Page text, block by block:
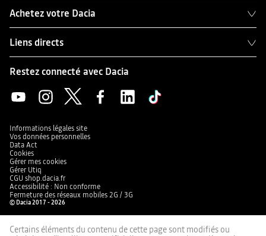
Achetez votre Dacia
Liens directs
Restez connecté avec Dacia
Informations légales site
Vos données personnelles
Data Act
Cookies
Gérer mes cookies
Gérer Utiq
CGU shop.dacia.fr
Accessibilité : Non conforme
Fermeture des réseaux mobiles 2G / 3G
© Dacia 2017 - 2026
Certains éléments du contenu de cette page sont modifiés ou